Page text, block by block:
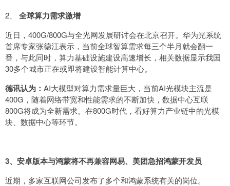
2、 全球算力需求激增
近日，400G/800G与全光网发展研讨会在北京召开。华为光系统
首席专家张德江表示，当前全球智算需求每三个半月就会翻一
番，与此同时，算力基础设施建设高速增长，相关数据显示我国
30多个城市正在或即将建设智能计算中心。
德讯认为： AI大模型对算力需求量巨大，当前AI光模块主流是
400G，随着网络带宽和性能需求的不断加快，数据中心互联
800G将成为全新需求。在800G时代，看好算力产业链中的光模
块、数据中心等环节。
3、安卓版本与鸿蒙将不再兼容网易、美团急招鸿蒙开发员
近期，多家互联网公司发布了多个和鸿蒙系统有关的岗位。